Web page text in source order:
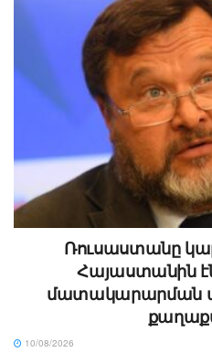
Ռուսաստանը
Հայաստանին
մատակարարման
10/08/2026